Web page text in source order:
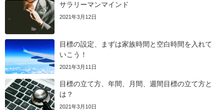
サラリーマンマインド
2021年3月12日
目標の設定、まずは家族時間と空白時間を入れて
いこう！
2021年3月11日
目標の立て方、年間、月間、週間目標の立て方と
は？
2021年3月10日